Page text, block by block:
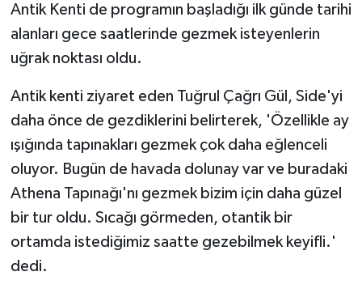
Antik Kenti de programın başladığı ilk günde tarihi
alanları gece saatlerinde gezmek isteyenlerin
uğrak noktası oldu.
Antik kenti ziyaret eden Tuğrul Çağrı Gül, Side'yi
daha önce de gezdiklerini belirterek, 'Özellikle ay
ışığında tapınakları gezmek çok daha eğlenceli
oluyor. Bugün de havada dolunay var ve buradaki
Athena Tapınağı'nı gezmek bizim için daha güzel
bir tur oldu. Sıcağı görmeden, otantik bir
ortamda istediğimiz saatte gezebilmek keyifli.'
dedi.